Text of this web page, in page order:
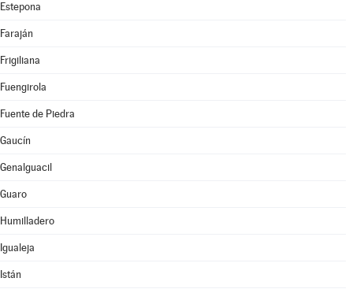
Estepona
Faraján
Frigiliana
Fuengirola
Fuente de Piedra
Gaucín
Genalguacil
Guaro
Humilladero
Igualeja
Istán